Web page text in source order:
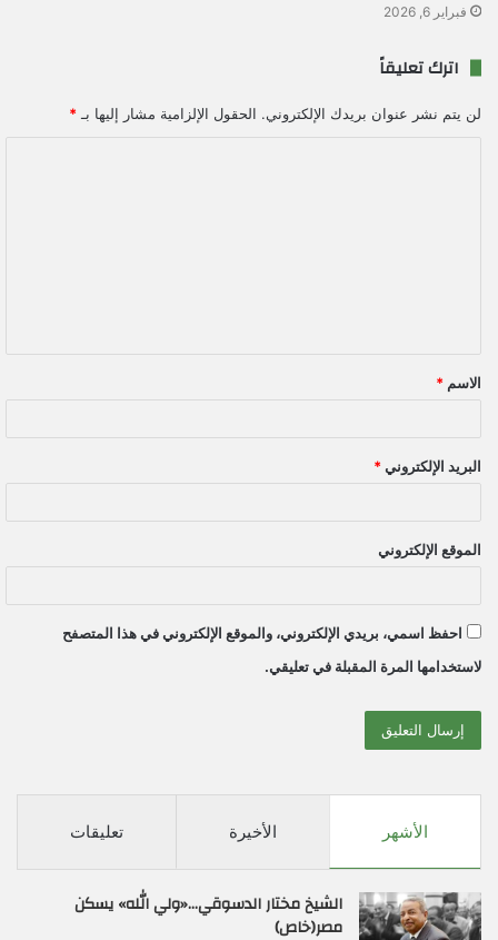
فبراير 6, 2026
اترك تعليقاً
لن يتم نشر عنوان بريدك الإلكتروني. الحقول الإلزامية مشار إليها بـ *
ق
*
الاسم *
البريد الإلكتروني *
الموقع الإلكتروني
احفظ اسمي، بريدي الإلكتروني، والموقع الإلكتروني في هذا المتصفح
لاستخدامها المرة المقبلة في تعليقي.
الأشهر الأخيرة تعليقات
الشيخ مختار الدسوقي…«ولي الله» يسكن
مصر(خاص)